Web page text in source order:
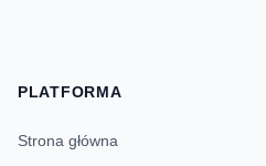
PLATFORMA
Strona główna